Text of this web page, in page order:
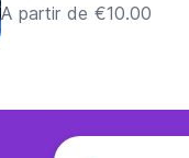
A partir de €10.00